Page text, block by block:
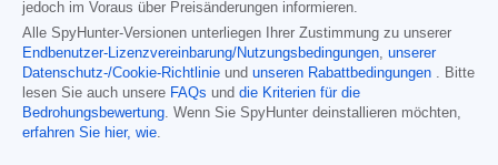
jedoch im Voraus über Preisänderungen informieren.
Alle SpyHunter-Versionen unterliegen Ihrer Zustimmung zu unserer
Endbenutzer-Lizenzvereinbarung/Nutzungsbedingungen, unserer
Datenschutz-/Cookie-Richtlinie und unseren Rabattbedingungen . Bitte
lesen Sie auch unsere FAQs und die Kriterien für die
Bedrohungsbewertung. Wenn Sie SpyHunter deinstallieren möchten,
erfahren Sie hier, wie.